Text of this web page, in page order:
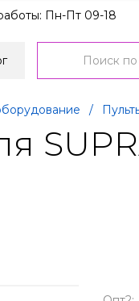
Пн-Пт 09-18
/